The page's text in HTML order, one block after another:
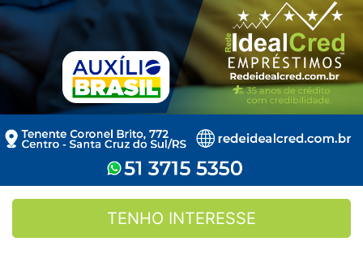
TENHO INTERESSE